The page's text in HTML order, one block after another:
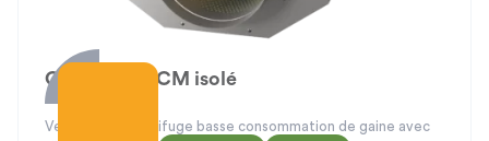
Canal Fast ECM isolé
Ventilateur centrifuge basse consommation de gaine avec